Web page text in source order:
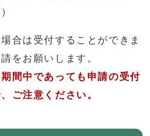
合は受付することができま
をお願いします。
間中であっても申請の受付
ご注意ください。